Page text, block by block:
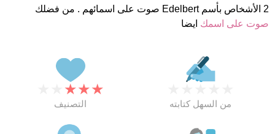
2 الأشخاص بأسم Edelbert صوت على اسمائهم . من فضلك
صوت على اسمك ايضا
★
★
★
التصنيف من السهل كتابته